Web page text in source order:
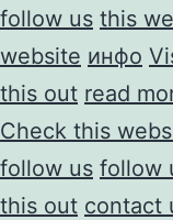
follow us this
website инфо
this out read
Check this
follow us follow
this out contact